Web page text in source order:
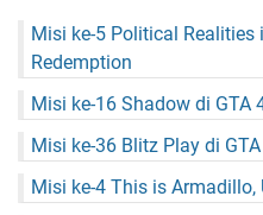
Misi ke-5 Political Realities
Redemption
Misi ke-16 Shadow di GTA
Misi ke-36 Blitz Play di
Misi ke-4 This is Armadillo,